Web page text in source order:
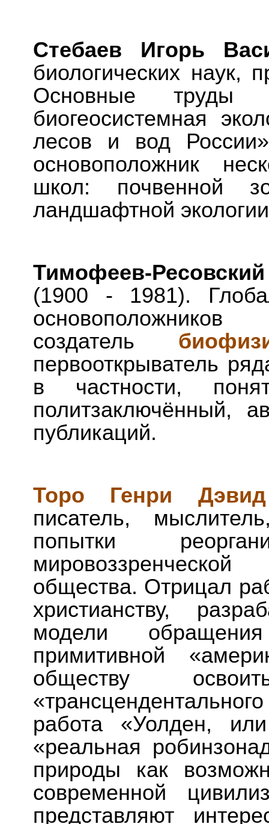
Стебаев Игорь
биологических наук,
Основные труды
биогеосистемная
лесов и вод
основоположник
школ: почвенной
ландшафтной
Тимофеев-
(1900 - 1981).
создатель
первооткрыватель
в частности,
политзаключённый,
публикаций.
Торо Генри Дэвид
писатель,
попытки
общества. Отрицал
христианству,
модели
примитивной
обществу
работа «Уолден,
«реальная
природы как
современной
представляют